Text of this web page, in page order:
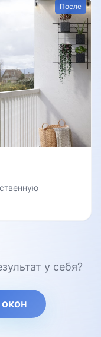
После
у себя?